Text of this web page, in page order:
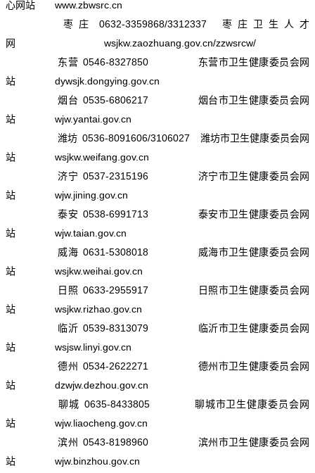
心网站 www.zbwsrc.cn
枣庄 0632-3359868/3312337 枣庄卫生人才
网 wsjkw.zaozhuang.gov.cn/zzwsrcw/
东营 0546-8327850 东营市卫生健康委员会网
站 dywsjk.dongying.gov.cn
烟台 0535-6806217 烟台市卫生健康委员会网
站 wjw.yantai.gov.cn
潍坊 0536-8091606/3106027 潍坊市卫生健康委员会网
站 wsjkw.weifang.gov.cn
济宁 0537-2315196 济宁市卫生健康委员会网
站 wjw.jining.gov.cn
泰安 0538-6991713 泰安市卫生健康委员会网
站 wjw.taian.gov.cn
威海 0631-5308018 威海市卫生健康委员会网
站 wsjkw.weihai.gov.cn
日照 0633-2955917 日照市卫生健康委员会网
站 wsjkw.rizhao.gov.cn
临沂 0539-8313079 临沂市卫生健康委员会网
站 wsjsw.linyi.gov.cn
德州 0534-2622271 德州市卫生健康委员会网
站 dzwjw.dezhou.gov.cn
聊城 0635-8433805 聊城市卫生健康委员会网
站 wjw.liaocheng.gov.cn
滨州 0543-8198960 滨州市卫生健康委员会网
站 wjw.binzhou.gov.cn